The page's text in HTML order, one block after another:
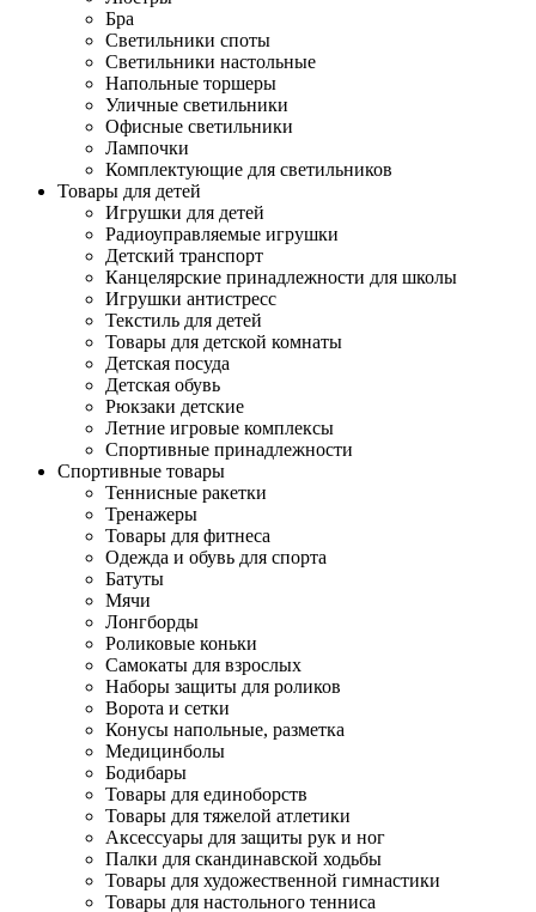
Бра
Светильники споты
Светильники настольные
Напольные торшеры
Уличные светильники
Офисные светильники
Лампочки
Комплектующие для светильников
Товары для детей
Игрушки для детей
Радиоуправляемые игрушки
Детский транспорт
Канцелярские принадлежности для школы
Игрушки антистресс
Текстиль для детей
Товары для детской комнаты
Детская посуда
Детская обувь
Рюкзаки детские
Летние игровые комплексы
Спортивные принадлежности
Спортивные товары
Теннисные ракетки
Тренажеры
Товары для фитнеса
Одежда и обувь для спорта
Батуты
Мячи
Лонгборды
Роликовые коньки
Самокаты для взрослых
Наборы защиты для роликов
Ворота и сетки
Конусы напольные, разметка
Медицинболы
Бодибары
Товары для единоборств
Товары для тяжелой атлетики
Аксессуары для защиты рук и ног
Палки для скандинавской ходьбы
Товары для художественной гимнастики
Товары для настольного тенниса